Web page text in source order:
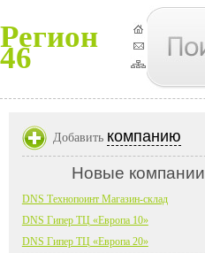
Регион
46
Добавить компанию
Новые компании
DNS Технопоинт Магазин-склад
DNS Гипер ТЦ «Европа 10»
DNS Гипер ТЦ «Европа 20»